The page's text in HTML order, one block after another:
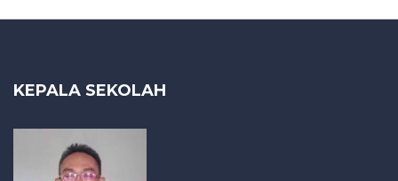
KEPALA SEKOLAH